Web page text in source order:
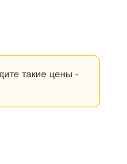
такие цены -